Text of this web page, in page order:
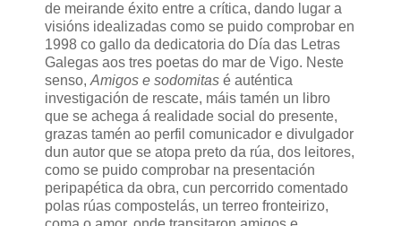
de meirande éxito entre a crítica, dando lugar a
visións idealizadas como se puido comprobar en
1998 co gallo da dedicatoria do Día das Letras
Galegas aos tres poetas do mar de Vigo. Neste
senso,Amigos e sodomitas é auténtica
investigación de rescate, máis tamén un libro
que se achega á realidade social do presente,
grazas tamén ao perfil comunicador e divulgador
dun autor que se atopa preto da rúa, dos leitores,
como se puido comprobar na presentación
peripapética da obra, cun percorrido comentado
polas rúas compostelás, un terreo fronteirizo,